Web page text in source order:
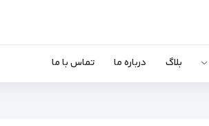
بلاگ درباره ما تماس با ما